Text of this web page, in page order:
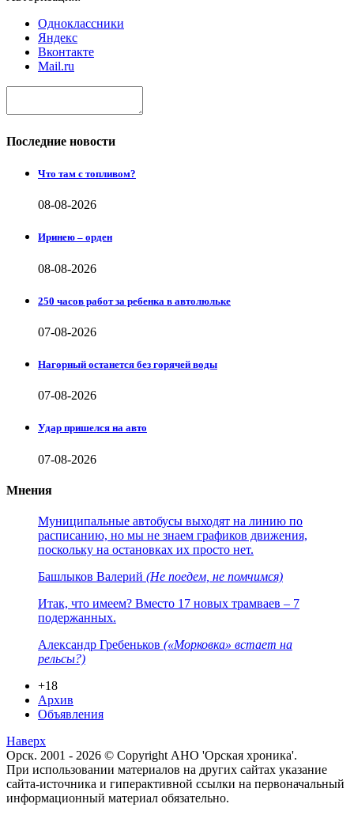
Одноклассники
Яндекс
Вконтакте
Mail.ru
Последние новости
Что там с топливом?
08-08-2026
Иринею – орден
08-08-2026
250 часов работ за ребенка в автолюльке
07-08-2026
Нагорный останется без горячей воды
07-08-2026
Удар пришелся на авто
07-08-2026
Мнения
Муниципальные автобусы выходят на линию по
расписанию, но мы не знаем графиков движения,
поскольку на остановках их просто нет.
Башлыков Валерий (Не поедем, не помчимся)
Итак, что имеем? Вместо 17 новых трамваев – 7
подержанных.
Александр Гребеньков («Морковка» встает на
рельсы?)
+18
Архив
Объявления
Наверх
Орск. 2001 - 2026 © Copyright АНО 'Орская хроника'.
При использовании материалов на других сайтах указание
сайта-источника и гиперактивной ссылки на первоначальный
информационный материал обязательно.